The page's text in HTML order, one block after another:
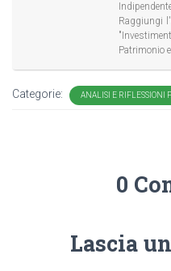
Raggiungi
Patrimonio
Categorie: ANALISI E RIFLESSIONI
0
Lascia